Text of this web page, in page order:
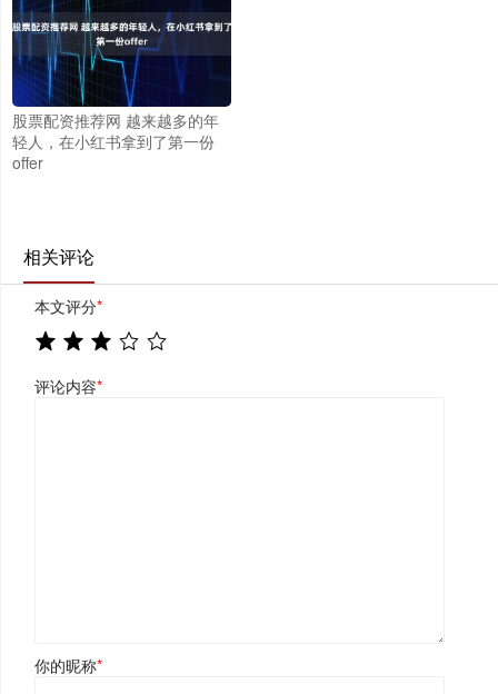
股票配资推荐网 越来越多的年
轻人，在小红书拿到了第一份
offer
相关评论
本文评分*
评论内容*
你的昵称*